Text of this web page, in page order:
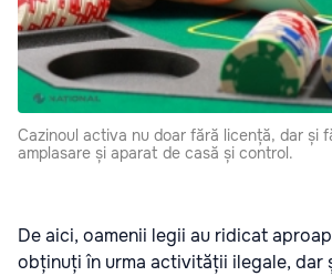
Cazinoul activa nu doar fără licență, dar și
amplasare și aparat de casă și control.
De aici, oamenii legii au ridicat
obținuți în urma activității ilegale, dar